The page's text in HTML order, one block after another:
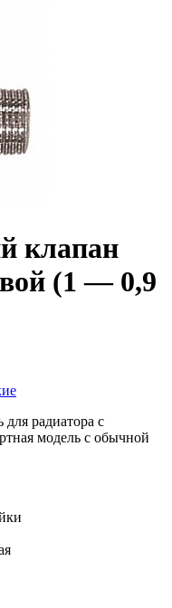
клапан
(1 — 0,9
радиатора с
модель с обычной